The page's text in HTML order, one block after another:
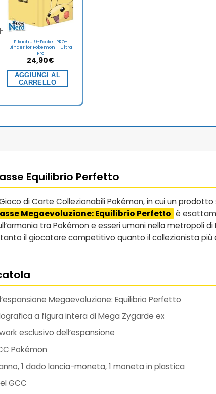
Pikachu 9-Pocket PRO-
Binder for Pokemon – Ultra
Pro
24,90€
AGGIUNGI AL
CARRELLO
Equilibrio Perfetto
di Carte Collezionabili Pokémon, in cui un
Megaevoluzione: Equilibrio Perfetto è
tra Pokémon e esseri umani nella metropoli
il giocatore competitivo quanto il collezionista più
Megaevoluzione: Equilibrio Perfetto
a figura intera di Mega Zygarde ex
esclusivo dell’espansione
Pokémon
1 dado lancia-moneta, 1 moneta in plastica
GCC